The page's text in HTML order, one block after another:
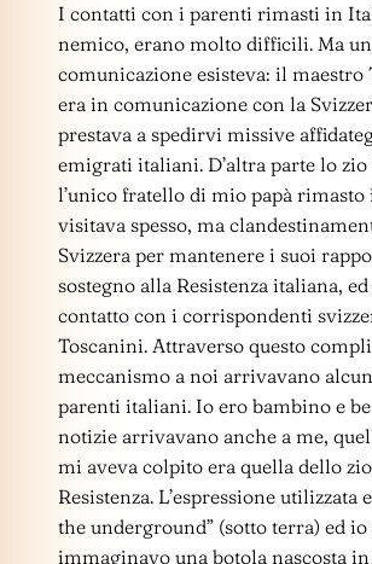
I contatti con i parenti rimasti in
nemico, erano molto difficili. Ma
comunicazione esisteva: il maestro
era in comunicazione con la
prestava a spedirvi missive
emigrati italiani. D’altra parte lo zio
l’unico fratello di mio papà rimasto
visitava spesso, ma
Svizzera per mantenere i suoi
sostegno alla Resistenza italiana,
contatto con i corrispondenti
Toscanini. Attraverso questo
meccanismo a noi arrivavano
parenti italiani. Io ero bambino e
notizie arrivavano anche a me,
mi aveva colpito era quella dello
Resistenza. L’espressione utilizzata
the underground” (sotto terra) ed
immaginavo una botola nascosta